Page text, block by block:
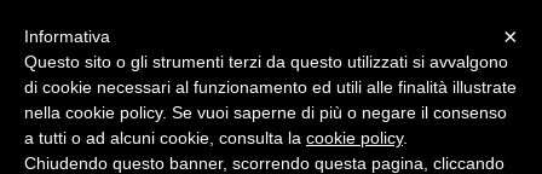
EDUCAZIONE ALLA SALUTE
Corsi, convegni e didattica di formazione e
aggiornamento per operatori della salute
×
Informativa
Questo sito o gli strumenti terzi da questo utilizzati si avvalgono
di cookie necessari al funzionamento ed utili alle finalità illustrate
nella cookie policy. Se vuoi saperne di più o negare il consenso
a tutti o ad alcuni cookie, consulta la cookie policy.
Chiudendo questo banner, scorrendo questa pagina, cliccando